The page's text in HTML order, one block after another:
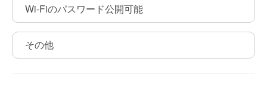
Wi-Fiのパスワード公開可能
その他